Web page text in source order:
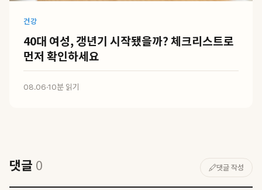
건강
40대 여성, 갱년기 시작됐을까? 체크리스트로
먼저 확인하세요
08.06·10분 읽기
댓글 0 댓글 작성